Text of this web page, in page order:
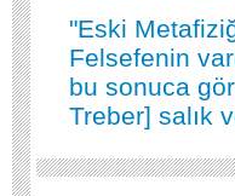
"Eski
Felsefenin
bu sonuca
Treber] salık